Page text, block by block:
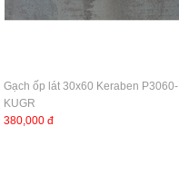
Gạch ốp lát 30x60 Keraben P3060-
KUGR
380,000 đ